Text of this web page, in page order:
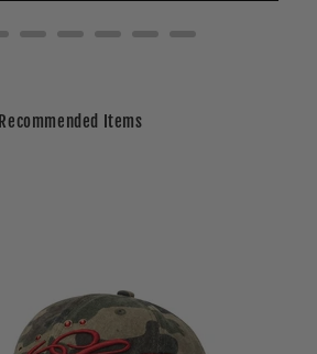
Recommended Items